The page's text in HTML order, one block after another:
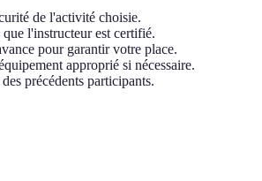
de l'activité choisie.
l'instructeur est certifié.
pour garantir votre place.
approprié si nécessaire.
précédents participants.